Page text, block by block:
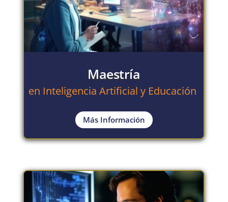
Maestría
en Inteligencia Artificial y Educación
Más Información